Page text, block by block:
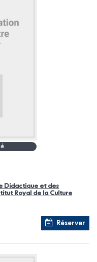
Didactique et des
Royal de la Culture
Réserver